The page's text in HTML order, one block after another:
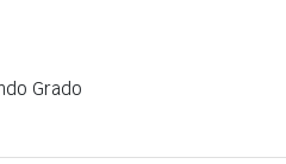
Grado